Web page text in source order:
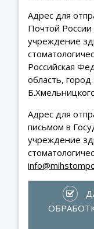
Адрес для
Почтой России
учреждение
Российская
область,
Адрес для
письмом в
учреждение